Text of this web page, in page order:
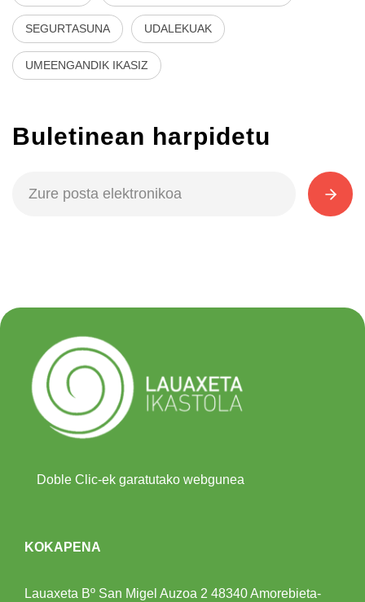
SEGURTASUNA UDALEKUAK
UMEENGANDIK IKASIZ
Buletinean harpidetu
Doble Clic-ek garatutako webgunea
KOKAPENA
Lauaxeta Bº San Migel Auzoa 2 48340 Amorebieta-